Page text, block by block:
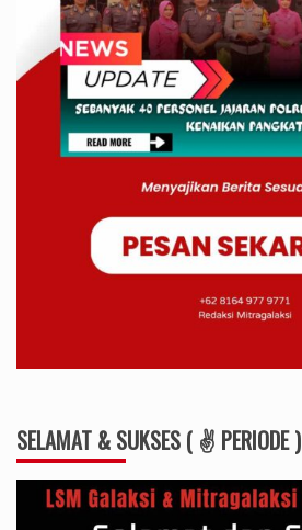
SELAMAT & SUKSES ( ✌ PERIODE )